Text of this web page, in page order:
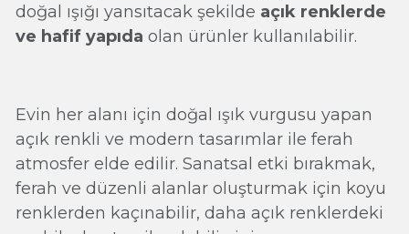
doğal ışığı yansıtacak şekilde açık renklerde
ve hafif yapıda olan ürünler kullanılabilir.
Evin her alanı için doğal ışık vurgusu yapan
açık renkli ve modern tasarımlar ile ferah
atmosfer elde edilir. Sanatsal etki bırakmak,
ferah ve düzenli alanlar oluşturmak için koyu
renklerden kaçınabilir, daha açık renklerdeki